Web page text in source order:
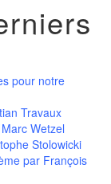
pour notre
Travaux
Wetzel
Stolowicki
par François